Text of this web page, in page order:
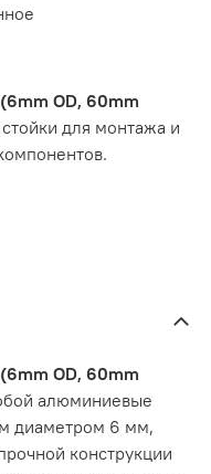
OD, 60mm
для монтажа и
OD, 60mm
алюминиевые
диаметром 6 мм,
конструкции